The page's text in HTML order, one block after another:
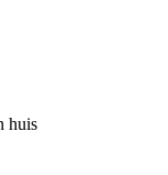
huis